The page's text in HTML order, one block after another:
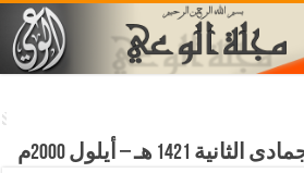
هـ – أيلول 2000م